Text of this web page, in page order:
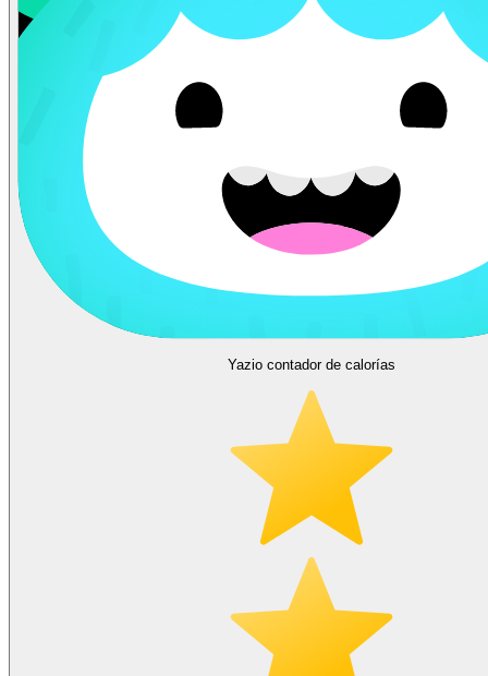
Yazio contador de calorías